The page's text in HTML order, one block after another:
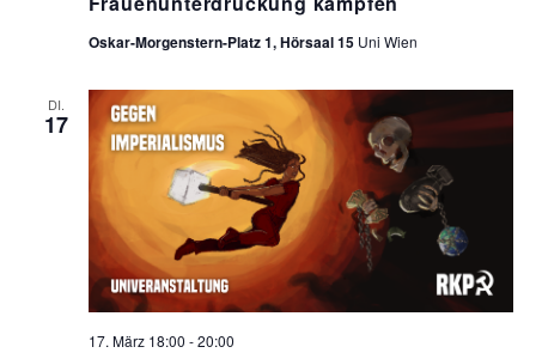
Oskar-Morgenstern-Platz 1, Hörsaal 15 Uni Wien
DI.
17
17. März 18:00 -20:00